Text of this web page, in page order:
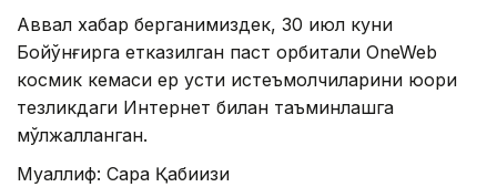
Аввал хабар берганимиздек, 30 июл куни
Бойқўнғирга етказилган паст орбитали OneWeb
космик кемаси ер усти истеъмолчиларини юқори
тезликдаги Интернет билан таъминлашга
мўлжалланган.
Муаллиф: Сара Қабиқизи